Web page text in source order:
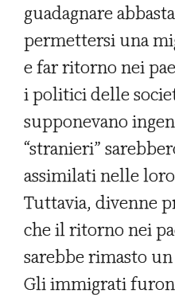
guadagnare
permettersi una
e far ritorno nei
i politici delle
supponevano
“stranieri”
assimilati nelle
Tuttavia, divenne
che il ritorno nei
sarebbe rimasto
Gli immigrati